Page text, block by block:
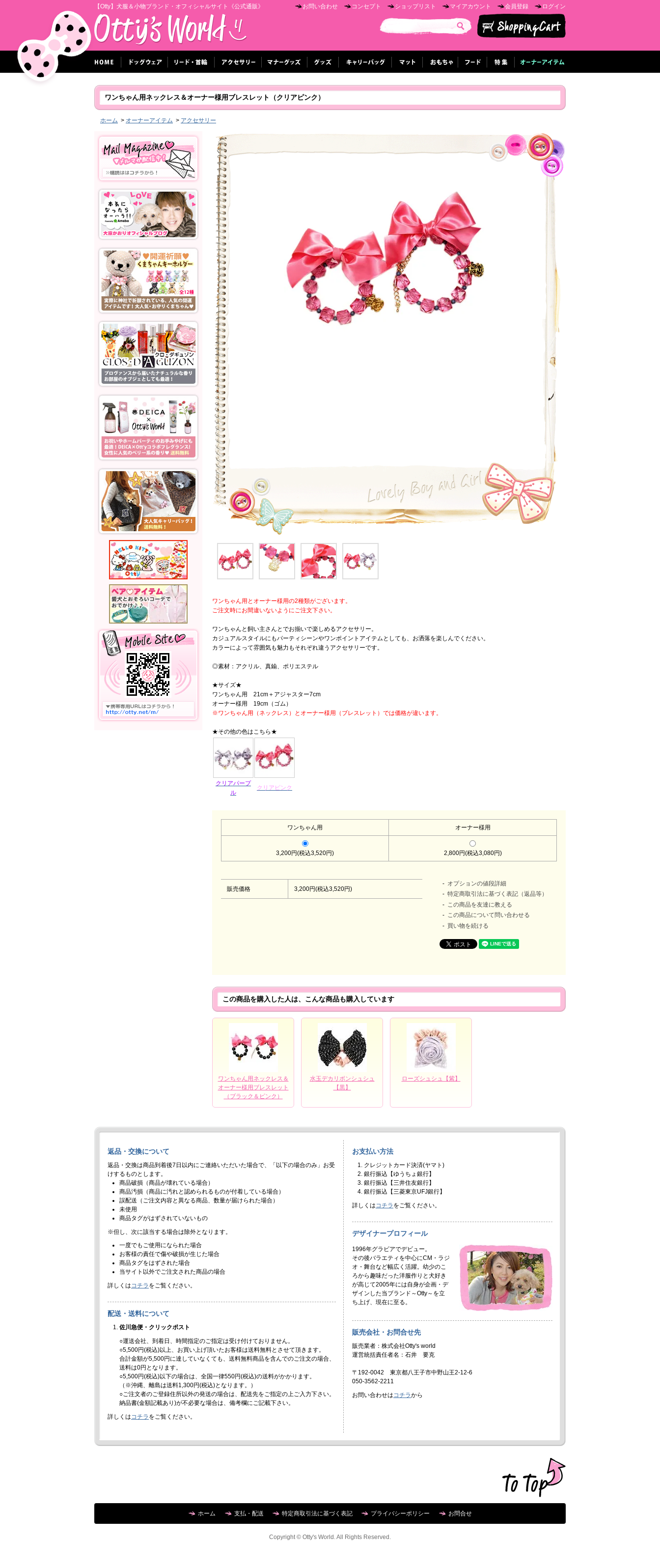
【Otty】犬服＆小物ブランド・オフィシャルサイト《公式通販》 ログイン
会員登録
マイアカウント
ショップリスト
コンセプト
お問い合わせ
ワンちゃん用ネックレス＆オーナー様用ブレスレット（クリアピンク）
ホーム > オーナーアイテム > アクセサリー
ワンちゃん用とオーナー様用の2種類がございます。
ご注文時にお間違いないようにご注文下さい。
ワンちゃんと飼い主さんとでお揃いで楽しめるアクセサリー。
カジュアルスタイルにもパーティシーンやワンポイントアイテムとしても、お洒落を楽しんでください。
カラーによって雰囲気も魅力もそれぞれ違うアクセサリーです。
◎素材：アクリル、真鍮、ポリエステル
★サイズ★
ワンちゃん用 21cm＋アジャスター7cm
オーナー様用 19cm（ゴム）
※ワンちゃん用（ネックレス）とオーナー様用（ブレスレット）では価格が違います。
★その他の色はこちら★
クリアパープ
ル
クリアピンク
ワンちゃん用 オーナー様用
3,200円(税込3,520円) 2,800円(税込3,080円)
販売価格 3,200円(税込3,520円)
オプションの値段詳細
特定商取引法に基づく表記（返品等）
この商品を友達に教える
この商品について問い合わせる
買い物を続ける
この商品を購入した人は、こんな商品も購入しています
ワンちゃん用ネックレス＆
オーナー様用ブレスレット
（ブラック＆ピンク）
水玉デカリボンシュシュ
【黒】
ローズシュシュ【紫】
返品・交換について
返品・交換は商品到着後7日以内にご連絡いただいた場合で、「以下の場合のみ」お受
けするものとします。
商品破損（商品が壊れている場合）
商品汚損（商品に汚れと認められるものが付着している場合）
誤配送（ご注文内容と異なる商品、数量が届けられた場合）
未使用
商品タグがはずされていないもの
※但し、次に該当する場合は除外となります。
一度でもご使用になられた場合
お客様の責任で傷や破損が生じた場合
商品タグをはずされた場合
当サイト以外でご注文された商品の場合
詳しくは コチラ をご覧ください。
配送・送料について
佐川急便・クリックポスト
○運送会社、到着日、時間指定のご指定は受け付けておりません。
○5,500円(税込)以上、お買い上げ頂いたお客様は送料無料とさせて頂きます。
合計金額が5,500円に達していなくても、送料無料商品を含んでのご注文の場合、
送料は0円となります。
○5,500円(税込)以下の場合は、全国一律550円(税込)の送料がかかります。
（※沖縄、離島は送料1,300円(税込)となります。）
○ご注文者のご登録住所以外の発送の場合は、配送先をご指定の上ご入力下さい。
納品書(金額記載あり)が不必要な場合は、備考欄にご記載下さい。
詳しくは コチラ をご覧ください。
お支払い方法
クレジットカード決済(ヤマト)
銀行振込【ゆうちょ銀行】
銀行振込【三井住友銀行】
銀行振込【三菱東京UFJ銀行】
詳しくは コチラ をご覧ください。
デザイナープロフィール
1996年グラビアでデビュー。
その後バラエティを中心にCM・ラジ
オ・舞台など幅広く活躍。幼少のこ
ろから趣味だった洋服作りと犬好き
が高じて2005年には自身が企画・デ
ザインした当ブランド～Otty～を立
ち上げ、現在に至る。
販売会社・お問合せ先
販売業者：株式会社Otty's world
運営統括責任者名：石井 要克
〒192-0042 東京都八王子市中野山王2-12-6
050-3562-2211
お問い合わせは コチラから
ホーム 支払・配送 特定商取引法に基づく表記 プライバシーポリシー お問合せ
Copyright © Otty's World. All Rights Reserved.